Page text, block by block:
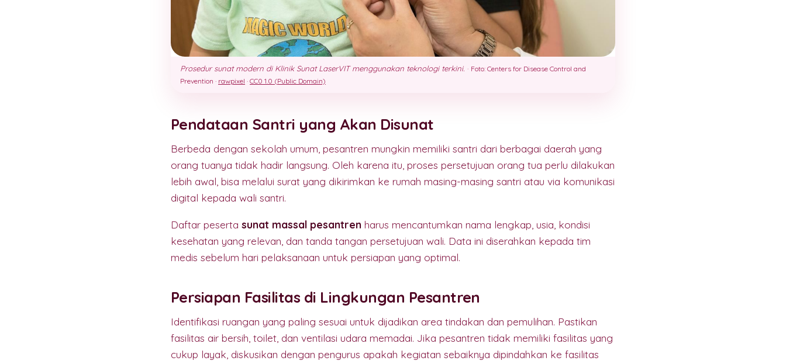
Prosedur sunat modern di Klinik Sunat LaserVIT menggunakan teknologi terkini. · Foto: Centers for Disease Control and
Prevention · rawpixel · CC0 1.0 (Public Domain)
Pendataan Santri yang Akan Disunat
Berbeda dengan sekolah umum, pesantren mungkin memiliki santri dari berbagai daerah yang
orang tuanya tidak hadir langsung. Oleh karena itu, proses persetujuan orang tua perlu dilakukan
lebih awal, bisa melalui surat yang dikirimkan ke rumah masing-masing santri atau via komunikasi
digital kepada wali santri.
Daftar peserta sunat massal pesantren harus mencantumkan nama lengkap, usia, kondisi
kesehatan yang relevan, dan tanda tangan persetujuan wali. Data ini diserahkan kepada tim
medis sebelum hari pelaksanaan untuk persiapan yang optimal.
Persiapan Fasilitas di Lingkungan Pesantren
Identifikasi ruangan yang paling sesuai untuk dijadikan area tindakan dan pemulihan. Pastikan
fasilitas air bersih, toilet, dan ventilasi udara memadai. Jika pesantren tidak memiliki fasilitas yang
cukup layak, diskusikan dengan pengurus apakah kegiatan sebaiknya dipindahkan ke fasilitas